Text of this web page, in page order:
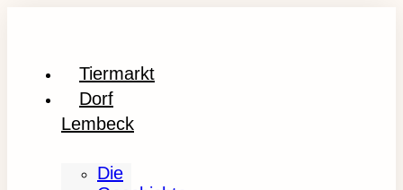
Tiermarkt
Dorf
Lembeck
Die